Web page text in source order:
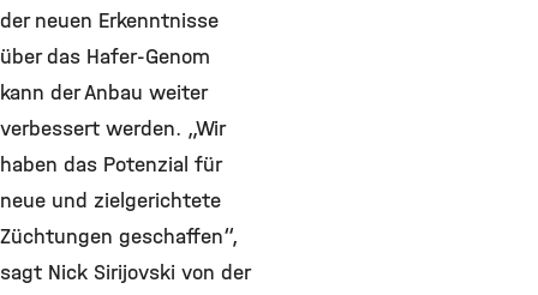
der neuen Erkenntnisse
über das Hafer-Genom
kann der Anbau weiter
verbessert werden. „Wir
haben das Potenzial für
neue und zielgerichtete
Züchtungen geschaffen“,
sagt Nick Sirijovski von der